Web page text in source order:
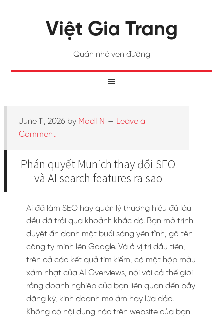
Việt Gia Trang
Quán nhỏ ven đường
June 11, 2026 by ModTN
Leave a
Comment
Phán quyết Munich thay đổi SEO
và AI search features ra sao
Ai đã làm SEO hay quản lý thương hiệu đủ lâu
đều đã trải qua khoảnh khắc đó. Bạn mở trình
duyệt ẩn danh một buổi sáng yên tĩnh, gõ tên
công ty mình lên Google. Và ở vị trí đầu tiên,
trên cả các kết quả tìm kiếm, có một hộp màu
xám nhạt của AI Overviews, nói với cả thế giới
rằng doanh nghiệp của bạn liên quan đến bẫy
đăng ký, kinh doanh mờ ám hay lừa đảo.
Không có nội dung nào trên website của bạn